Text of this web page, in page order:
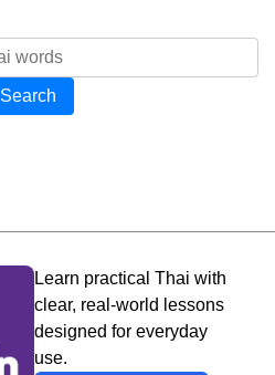
Search
Learn practical Thai with
clear, real-world lessons
designed for everyday
use.